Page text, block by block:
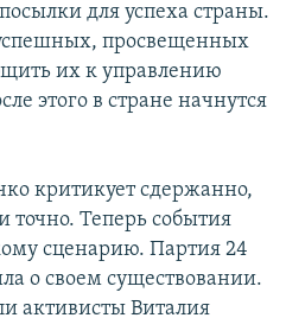
для успеха страны.
просвещенных
их к управлению
этого в стране начнутся
критикует сдержанно,
точно. Теперь события
сценарию. Партия 24
о своем существовании.
активисты Виталия